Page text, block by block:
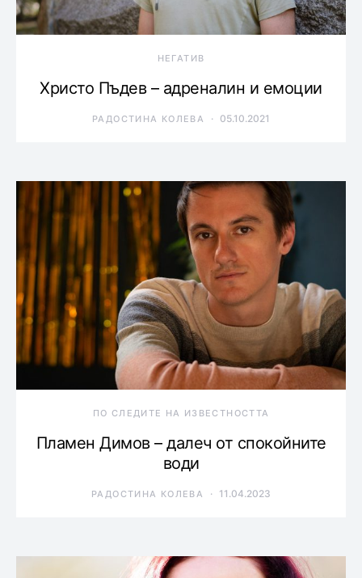
НЕГАТИВ
Христо Пъдев – адреналин и емоции
РАДОСТИНА КОЛЕВА 05.10.2021
ПО СЛЕДИТЕ НА ИЗВЕСТНОСТТА
Пламен Димов – далеч от спокойните
води
РАДОСТИНА КОЛЕВА 11.04.2023